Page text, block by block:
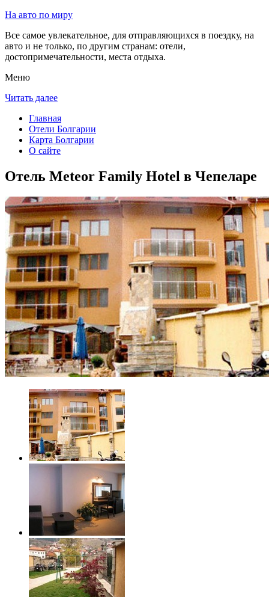
На авто по миру
Все самое увлекательное, для отправляющихся в поездку, на
авто и не только, по другим странам: отели,
достопримечательности, места отдыха.
Меню
Читать далее
Главная
Отели Болгарии
Карта Болгарии
О сайте
Отель Meteor Family Hotel в Чепеларе